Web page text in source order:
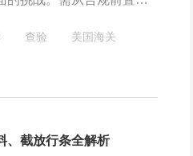
查验
美国海关
、截放行条全解析